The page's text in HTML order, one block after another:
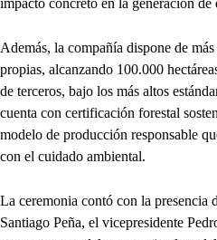
impacto concreto en la generación
Además, la compañía dispone de
propias, alcanzando 100.000
de terceros, bajo los más altos
cuenta con certificación forestal
modelo de producción responsable
con el cuidado ambiental.
La ceremonia contó con la presencia
Santiago Peña, el vicepresidente